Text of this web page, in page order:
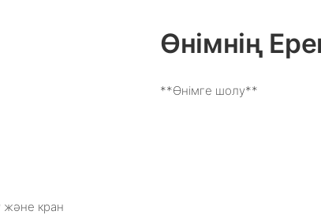
Өнімнің
**Өнімге шолу**
және кран